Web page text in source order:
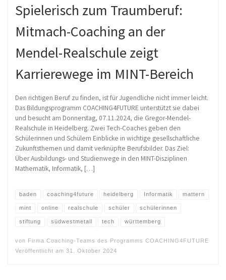
Spielerisch zum Traumberuf:
Mitmach-Coaching an der
Mendel-Realschule zeigt
Karrierewege im MINT-Bereich
Den richtigen Beruf zu finden, ist für Jugendliche nicht immer leicht.
Das Bildungsprogramm COACHING4FUTURE unterstützt sie dabei
und besucht am Donnerstag, 07.11.2024, die Gregor-Mendel-
Realschule in Heidelberg. Zwei Tech-Coaches geben den
Schülerinnen und Schülern Einblicke in wichtige gesellschaftliche
Zukunftsthemen und damit verknüpfte Berufsbilder. Das Ziel:
Über Ausbildungs- und Studienwege in den MINT-Disziplinen
Mathematik, Informatik, […]
baden coaching4future heidelberg Informatik mattern
mint online realschule schüler schülerinnen
stiftung südwestmetall tech württemberg
von Firma Coaching-Teams des Programms COACHING4FUTURE
Veröffentlicht am 31. Oktober 2024